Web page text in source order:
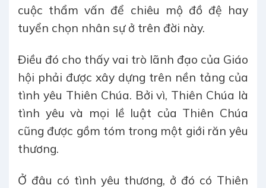
cuộc thẩm vấn để chiêu mộ đồ đệ hay
tuyển chọn nhân sự ở trên đời này.
Điều đó cho thấy vai trò lãnh đạo của Giáo
hội phải được xây dựng trên nền tảng của
tình yêu Thiên Chúa. Bởi vì, Thiên Chúa là
tình yêu và mọi lề luật của Thiên Chúa
cũng được gồm tóm trong một giới răn yêu
thương.
Ở đâu có tình yêu thương, ở đó có Thiên